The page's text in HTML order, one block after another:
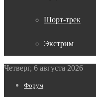
Шорт-трек
Экстрим
Четверг, 6 августа 2026
Форум